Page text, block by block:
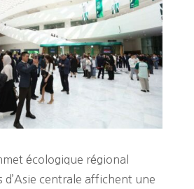
écologique régional
d’Asie centrale affichent une